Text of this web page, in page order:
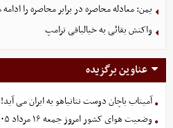
یمن: معادله محاصره در برابر محاصره را
واکنش بقائی به خیالبافی ترامپ
عناوین برگزیده
آمیتاب باچان دوست نتانیاهو به ایران می
وضعیت هوای کشور امروز جمعه ۱۶ مرداد ۱۴۰۵